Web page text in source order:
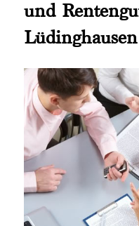
und
Lüdinghausen